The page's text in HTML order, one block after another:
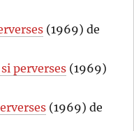
(1969) de
perverses (1969)
(1969) de